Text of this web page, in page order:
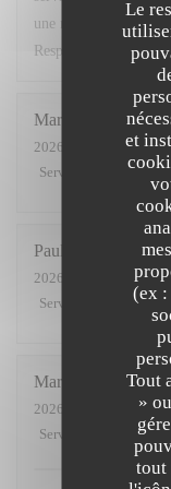
Le
et
(ex :
Tout
»
tout
une nouvelle
Responsable
Marc
2026-07-31
- 20:00 -
Service
Paul
2026-07-28
- 19:30 -
Service
María Victoria G
2026-07-30
- 12:30 -
Service